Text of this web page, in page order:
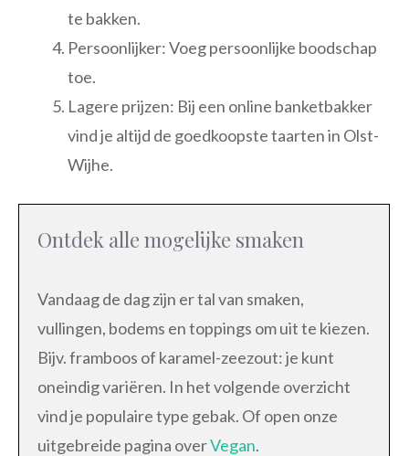
te bakken.
Persoonlijker: Voeg persoonlijke boodschap
toe.
Lagere prijzen: Bij een online banketbakker
vind je altijd de goedkoopste taarten in Olst-
Wijhe.
Ontdek alle mogelijke smaken
Vandaag de dag zijn er tal van smaken,
vullingen, bodems en toppings om uit te kiezen.
Bijv. framboos of karamel-zeezout: je kunt
oneindig variëren. In het volgende overzicht
vind je populaire type gebak. Of open onze
uitgebreide pagina overVegan.